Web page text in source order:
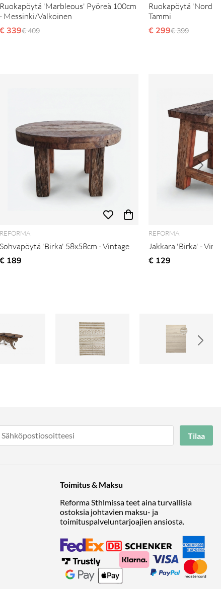
Ruokapöytä 'Marbleous' Pyöreä 100cm
- Messinki/Valkoinen
€ 339Ordinarie pris:
€ 409
Ruokapöytä
Tammi
€ 299Ordinarie
€ 399
REFORMA
Sohvapöytä 'Birka' 58x58cm - Vintage
€ 189
REFORMA
Jakkara 'Birka' -
€ 129
Tilaa
Toimitus & Maksu
Reforma Sthlmissa teet aina turvallisia
ostoksia johtavien maksu- ja
toimituspalveluntarjoajien ansiosta.